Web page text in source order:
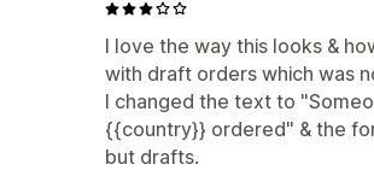
I love the way this looks &
with draft orders which was
I changed the text to
{{country}} ordered" & the
but drafts.